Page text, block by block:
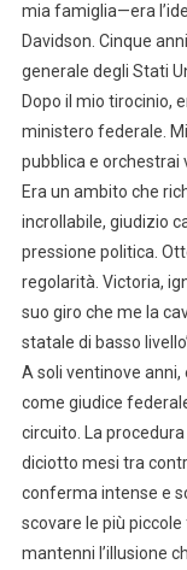
mia famiglia—era
Davidson. Cinque
generale degli Stati
Dopo il mio tirocinio,
ministero federale.
pubblica e orchestrai
Era un ambito che
incrollabile, giudizio
pressione politica.
regolarità. Victoria,
suo giro che me la
statale di basso
A soli ventinove
come giudice
circuito. La
diciotto mesi tra
conferma intense e
scovare le più
mantenni l’illusione